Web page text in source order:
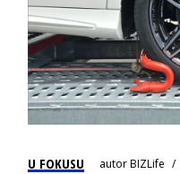
U FOKUSU autorBIZLife